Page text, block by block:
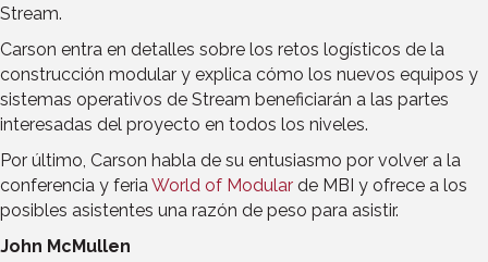
Stream.
Carson entra en detalles sobre los retos logísticos de la
construcción modular y explica cómo los nuevos equipos y
sistemas operativos de Stream beneficiarán a las partes
interesadas del proyecto en todos los niveles.
Por último, Carson habla de su entusiasmo por volver a la
conferencia y feriaWorld of Modular de MBI y ofrece a los
posibles asistentes una razón de peso para asistir.
John McMullen